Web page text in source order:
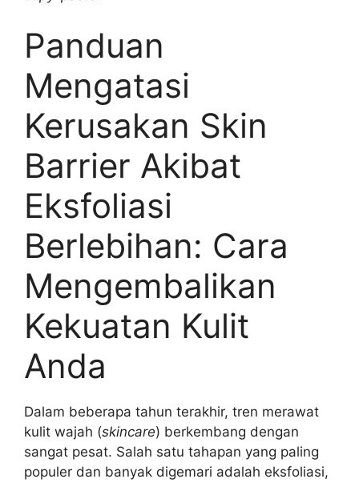
Panduan
Mengatasi
Kerusakan Skin
Barrier Akibat
Eksfoliasi
Berlebihan: Cara
Mengembalikan
Kekuatan Kulit
Anda
Dalam beberapa tahun terakhir, tren merawat
kulit wajah (skincare) berkembang dengan
sangat pesat. Salah satu tahapan yang paling
populer dan banyak digemari adalah eksfoliasi,